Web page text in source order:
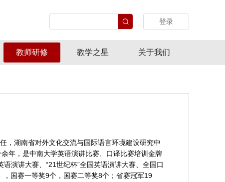
登录
教师研修 教学之星 关于我们
，湖南省对外文化交流与国际语言环境建设研究中
年，是中南大学英语演讲比赛、口译比赛培训金牌
演讲大赛、“21世纪杯”全国英语演讲大赛、全国口
国赛一等奖9个，国赛二等奖8个；省赛冠军19